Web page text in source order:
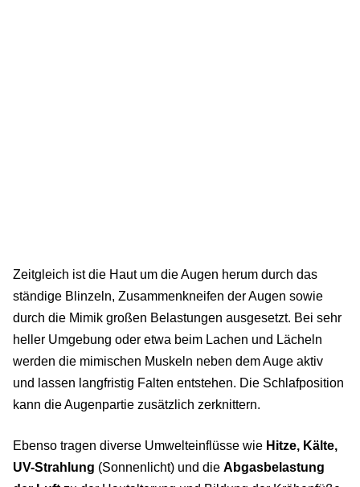
Zeitgleich ist die Haut um die Augen herum durch das
ständige Blinzeln, Zusammenkneifen der Augen sowie
durch die Mimik großen Belastungen ausgesetzt. Bei sehr
heller Umgebung oder etwa beim Lachen und Lächeln
werden die mimischen Muskeln neben dem Auge aktiv
und lassen langfristig Falten entstehen. Die Schlafposition
kann die Augenpartie zusätzlich zerknittern.
Ebenso tragen diverse Umwelteinflüsse wie Hitze, Kälte,
UV-Strahlung (Sonnenlicht) und die Abgasbelastung